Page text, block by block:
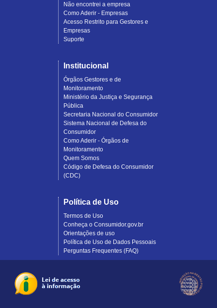
Não encontrei a empresa
Como Aderir - Empresas
Acesso Restrito para Gestores e
Empresas
Suporte
Institucional
Órgãos Gestores e de
Monitoramento
Ministério da Justiça e Segurança
Pública
Secretaria Nacional do Consumidor
Sistema Nacional de Defesa do
Consumidor
Como Aderir - Órgãos de
Monitoramento
Quem Somos
Código de Defesa do Consumidor
(CDC)
Política de Uso
Termos de Uso
Conheça o Consumidor.gov.br
Orientações de uso
Política de Uso de Dados Pessoais
Perguntas Frequentes (FAQ)